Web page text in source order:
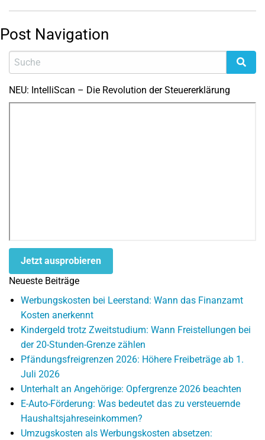
Post Navigation
NEU: IntelliScan – Die Revolution der Steuererklärung
Jetzt ausprobieren
Neueste Beiträge
Werbungskosten bei Leerstand: Wann das Finanzamt
Kosten anerkennt
Kindergeld trotz Zweitstudium: Wann Freistellungen bei
der 20-Stunden-Grenze zählen
Pfändungsfreigrenzen 2026: Höhere Freibeträge ab 1.
Juli 2026
Unterhalt an Angehörige: Opfergrenze 2026 beachten
E-Auto-Förderung: Was bedeutet das zu versteuernde
Haushaltsjahreseinkommen?
Umzugskosten als Werbungskosten absetzen: